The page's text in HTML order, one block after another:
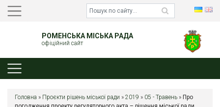
РОМЕНСЬКА МІСЬКА РАДА
офіційний сайт
Головна » Проєкти рішень міської ради » 2019 » 05 - Травень » Про